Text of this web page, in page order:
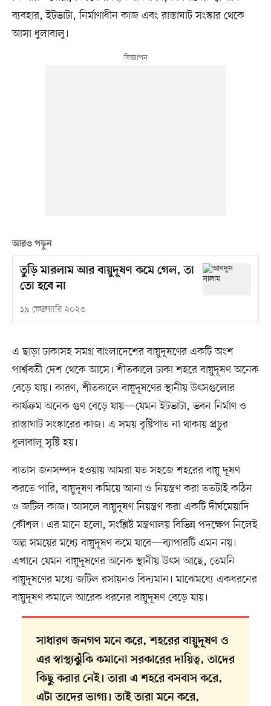
ব্যবহার, ইটভাটা, নির্মাণাধীন কাজ এবং রাস্তাঘাট সংস্কার থেকে
আসা ধুলাবালু।
আরও পড়ুন
তুড়ি মারলাম আর বায়ুদূষণ কমে গেল, তা
তো হবে না
১৯ ফেব্রুয়ারি ২০২৩
এ ছাড়া ঢাকাসহ সমগ্র বাংলাদেশের বায়ুদূষণের একটি অংশ
পার্শ্ববর্তী দেশ থেকে আসে। শীতকালে ঢাকা শহরে বায়ুদূষণ অনেক
বেড়ে যায়। কারণ, শীতকালে বায়ুদূষণের স্থানীয় উৎসগুলোর
কার্যক্রম অনেক গুণ বেড়ে যায়—যেমন ইটভাটা, ভবন নির্মাণ ও
রাস্তাঘাট সংস্কারের কাজ। এ সময় বৃষ্টিপাত না থাকায় প্রচুর
ধুলাবালু সৃষ্টি হয়।
বাতাস জনসম্পদ হওয়ায় আমরা যত সহজে শহরের বায়ু দূষণ
করতে পারি, বায়ুদূষণ কমিয়ে আনা ও নিয়ন্ত্রণ করা ততটাই কঠিন
ও জটিল কাজ। আসলে বায়ুদূষণ নিয়ন্ত্রণ করা একটি দীর্ঘমেয়াদি
কৌশল। এর মানে হলো, সংশ্লিষ্ট মন্ত্রণালয় বিভিন্ন পদক্ষেপ নিলেই
অল্প সময়ের মধ্যে বায়ুদূষণ কমে যাবে—ব্যাপারটি এমন নয়।
এখানে যেমন বায়ুদূষণের অনেক স্থানীয় উৎস আছে, তেমনি
বায়ুদূষণের মধ্যে জটিল রসায়নও বিদ্যমান। মাঝেমধ্যে একধরনের
বায়ুদূষণ কমালে আরেক ধরনের বায়ুদূষণ বেড়ে যায়।
সাধারণ জনগণ মনে করে, শহরের বায়ুদূষণ ও
এর স্বাস্থ্যঝুঁকি কমানো সরকারের দায়িত্ব, তাদের
কিছু করার নেই। তারা এ শহরে বসবাস করে,
এটা তাদের ভাগ্য। তাই তারা মনে করে,